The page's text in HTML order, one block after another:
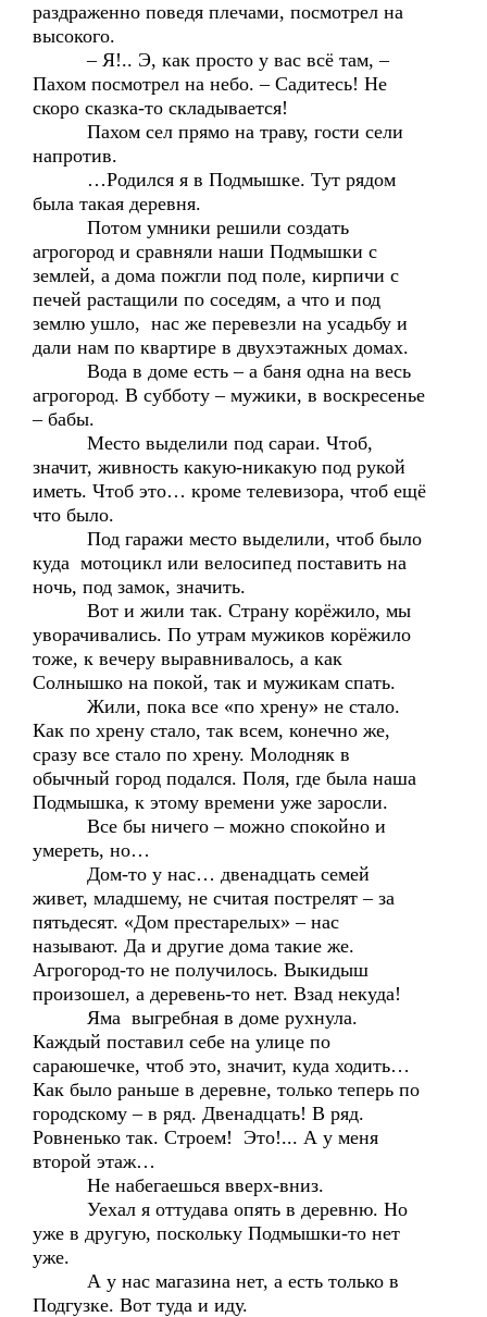
раздраженно поведя плечами, посмотрел на
высокого.
– Я!.. Э, как просто у вас всё там, –
Пахом посмотрел на небо. – Садитесь! Не
скоро сказка-то складывается!
Пахом сел прямо на траву, гости сели
напротив.
…Родился я в Подмышке. Тут рядом
была такая деревня.
Потом умники решили создать
агрогород и сравняли наши Подмышки с
землей, а дома пожгли под поле, кирпичи с
печей растащили по соседям, а что и под
землю ушло, нас же перевезли на усадьбу и
дали нам по квартире в двухэтажных домах.
Вода в доме есть – а баня одна на весь
агрогород. В субботу – мужики, в воскресенье
– бабы.
Место выделили под сараи. Чтоб,
значит, живность какую-никакую под рукой
иметь. Чтоб это… кроме телевизора, чтоб ещё
что было.
Под гаражи место выделили, чтоб было
куда мотоцикл или велосипед поставить на
ночь, под замок, значить.
Вот и жили так. Страну корёжило, мы
уворачивались. По утрам мужиков корёжило
тоже, к вечеру выравнивалось, а как
Солнышко на покой, так и мужикам спать.
Жили, пока все «по хрену» не стало.
Как по хрену стало, так всем, конечно же,
сразу все стало по хрену. Молодняк в
обычный город подался. Поля, где была наша
Подмышка, к этому времени уже заросли.
Все бы ничего – можно спокойно и
умереть, но…
Дом-то у нас… двенадцать семей
живет, младшему, не считая пострелят – за
пятьдесят. «Дом престарелых» – нас
называют. Да и другие дома такие же.
Агрогород-то не получилось. Выкидыш
произошел, а деревень-то нет. Взад некуда!
Яма выгребная в доме рухнула.
Каждый поставил себе на улице по
сараюшечке, чтоб это, значит, куда ходить…
Как было раньше в деревне, только теперь по
городскому – в ряд. Двенадцать! В ряд.
Ровненько так. Строем! Это!... А у меня
второй этаж…
Не набегаешься вверх-вниз.
Уехал я оттудава опять в деревню. Но
уже в другую, поскольку Подмышки-то нет
уже.
А у нас магазина нет, а есть только в
Подгузке. Вот туда и иду.